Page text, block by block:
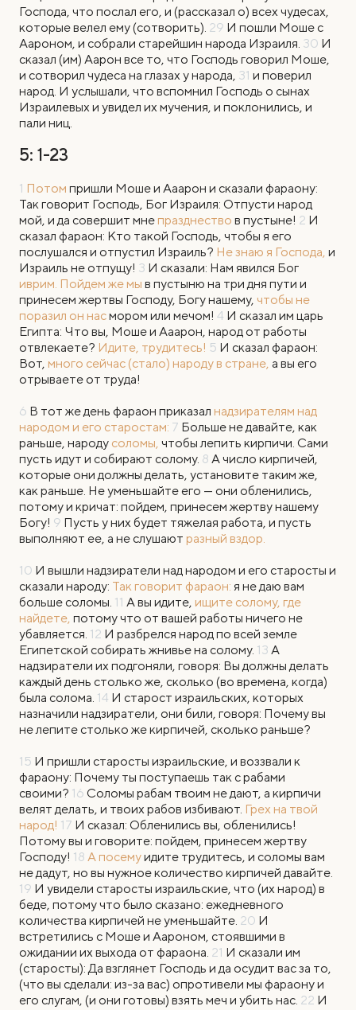
Господа, что послал его, и (рассказал о) всех чудесах,
которые велел ему (сотворить). 29 И пошли Моше с
Аароном, и собрали старейшин народа Израиля. 30 И
сказал (им) Аарон все то, что Господь говорил Моше,
и сотворил чудеса на глазах у народа, 31 и поверил
народ. И услышали, что вспомнил Господь о сынах
Израилевых и увидел их мучения, и поклонились, и
пали ниц.
5: 1-23
1 Потом пришли Моше и Ааарон и сказали фараону:
Так говорит Господь, Бог Израиля: Отпусти народ
мой, и да совершит мне празднество в пустыне! 2 И
сказал фараон: Кто такой Господь, чтобы я его
послушался и отпустил Израиль? Не знаю я Господа, и
Израиль не отпущу! 3 И сказали: Нам явился Бог
иврим. Пойдем же мы в пустыню на три дня пути и
принесем жертвы Господу, Богу нашему, чтобы не
поразил он насмором или мечом! 4 И сказал им царь
Египта: Что вы, Моше и Ааарон, народ от работы
отвлекаете? Идите, трудитесь! 5 И сказал фараон:
Вот, много сейчас (стало) народу в стране, а вы его
отрываете от труда!
6 В тот же день фараон приказал надзирателям над
народом и его старостам: 7 Больше не давайте, как
раньше, народу соломы, чтобы лепить кирпичи. Сами
пусть идут и собирают солому. 8 А число кирпичей,
которые они должны делать, установите таким же,
как раньше. Не уменьшайте его — они обленились,
потому и кричат: пойдем, принесем жертву нашему
Богу! 9 Пусть у них будет тяжелая работа, и пусть
выполняют ее, а не слушают разный вздор.
10 И вышли надзиратели над народом и его старосты и
сказали народу: Так говорит фараон: я не даю вам
больше соломы. 11 А вы идите, ищите солому, где
найдете, потому что от вашей работы ничего не
убавляется. 12 И разбрелся народ по всей земле
Египетской собирать жнивье на солому. 13 А
надзиратели их подгоняли, говоря: Вы должны делать
каждый день столько же, сколько (во времена, когда)
была солома. 14 И старост израильских, которых
назначили надзиратели, они били, говоря: Почему вы
не лепите столько же кирпичей, сколько раньше?
15 И пришли старосты израильские, и воззвали к
фараону: Почему ты поступаешь так с рабами
своими? 16 Соломы рабам твоим не дают, а кирпичи
велят делать, и твоих рабов избивают. Грех на твой
народ! 17 И сказал: Обленились вы, обленились!
Потому вы и говорите: пойдем, принесем жертву
Господу! 18 А посемуидите трудитесь, и соломы вам
не дадут, но вы нужное количество кирпичей давайте.
19 И увидели старосты израильские, что (их народ) в
беде, потому что было сказано: ежедневного
количества кирпичей не уменьшайте. 20 И
встретились с Моше и Аароном, стоявшими в
ожидании их выхода от фараона. 21 И сказали им
(старосты): Да взглянет Господь и да осудит вас за то,
(что вы сделали: из-за вас) опротивели мы фараону и
его слугам, (и они готовы) взять меч и убить нас. 22 И